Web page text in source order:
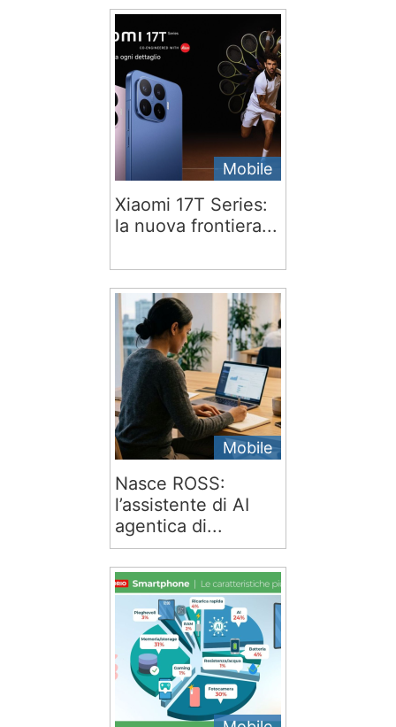
Mobile
Xiaomi 17T Series:
la nuova frontiera...
Mobile
Nasce ROSS:
l’assistente di AI
agentica di...